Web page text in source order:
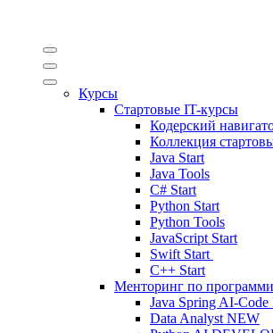
Курсы
Стартовые IT-курсы
Кодерский
Коллекция
Java Start
Java Tools
C# Start
Python Start
Python Tools
JavaScript Start
Swift Start
C++ Start
Менторинг по
Java Spring AI-
Data Analyst NEW